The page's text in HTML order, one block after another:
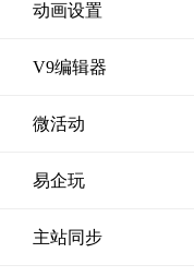
动画设置
V9编辑器
微活动
易企玩
主站同步